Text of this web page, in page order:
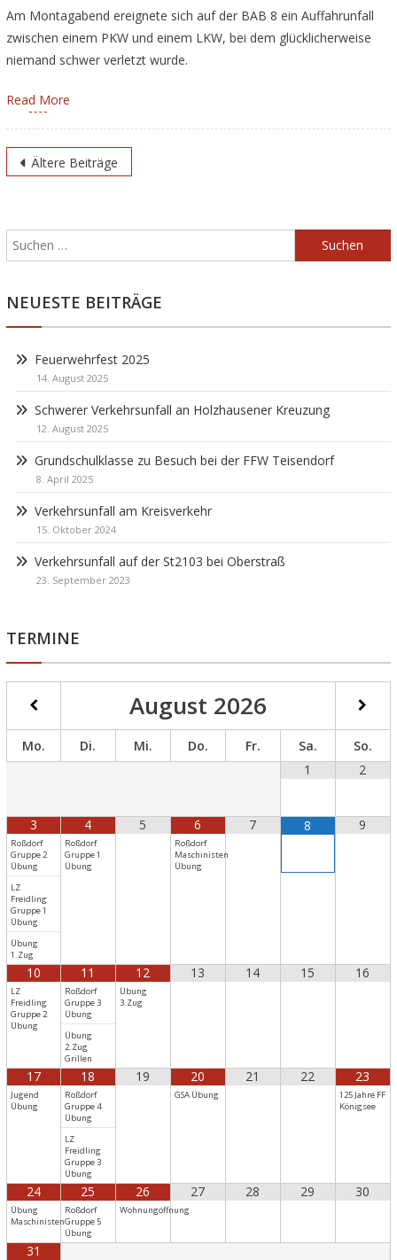
Am Montagabend ereignete sich auf der BAB 8 ein Auffahrunfall
zwischen einem PKW und einem LKW, bei dem glücklicherweise
niemand schwer verletzt wurde.
Read More
Beitragsnavigation
Ältere Beiträge
Suchen
nach:
NEUESTE BEITRÄGE
Feuerwehrfest 2025
14. August 2025
Schwerer Verkehrsunfall an Holzhausener Kreuzung
12. August 2025
Grundschulklasse zu Besuch bei der FFW Teisendorf
8. April 2025
Verkehrsunfall am Kreisverkehr
15. Oktober 2024
Verkehrsunfall auf der St2103 bei Oberstraß
23. September 2023
TERMINE
August 2026
Mo. Di. Mi. Do. Fr. Sa.
So.
1
2
3
Roßdorf
Gruppe 2
Übung
LZ
Freidling
Gruppe 1
Übung
Übung
1.Zug
4
Roßdorf
Gruppe 1
Übung
5 6
Roßdorf
Maschinisten
Übung
7 8 9
10
LZ
Freidling
Gruppe 2
Übung
11
Roßdorf
Gruppe 3
Übung
Übung
2.Zug
Grillen
12
Übung
3.Zug
13 14 15 16
17
Jugend
Übung
18
Roßdorf
Gruppe 4
Übung
LZ
Freidling
Gruppe 3
Übung
19 20
GSA Übung
21 22 23
125 Jahre FF
Königsee
24
Übung
Maschinisten
25
Roßdorf
Gruppe 5
Übung
26
Wohnungöffnung
27 28 29 30
31